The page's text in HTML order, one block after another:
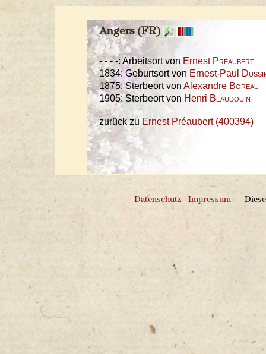
Angers (FR)
- - - -: Arbeitsort von Ernest Préaubert
1834: Geburtsort von Ernest-Paul
1875: Sterbeort von Alexandre Boreau
1905: Sterbeort von Henri Beaudouin
zurück zuErnest Préaubert (400394)
Datenschutz Impressum— Diese